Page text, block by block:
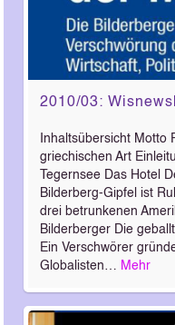
2010/03:
Inhaltsübersicht Motto
griechischen Art
Tegernsee Das Hotel
Bilderberg-Gipfel ist
drei betrunkenen
Bilderberger Die
Ein Verschwörer
Globalisten… Mehr